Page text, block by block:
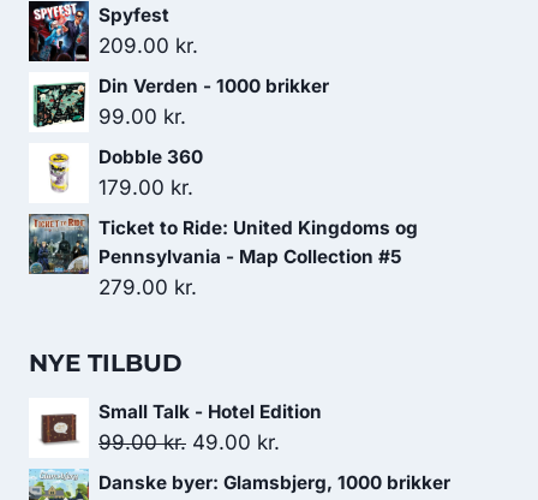
Spyfest
209.00 kr.
Din Verden - 1000 brikker
99.00 kr.
Dobble 360
179.00 kr.
Ticket to Ride: United Kingdoms og
Pennsylvania - Map Collection #5
279.00 kr.
NYE TILBUD
Small Talk - Hotel Edition
99.00kr. Den
oprindelige
49.00 kr.
aktuelle
Danske byer: Glamsbjerg, 1000 brikker